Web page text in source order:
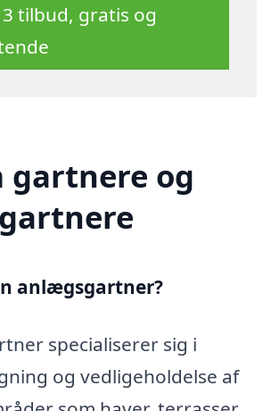
tilbud, gratis og
gartnere og
anlægsgartner?
specialiserer sig i
og vedligeholdelse af